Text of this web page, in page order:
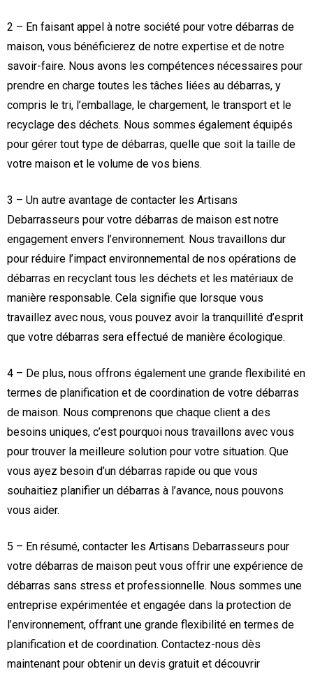
2 – En faisant appel à notre société pour votre débarras de
maison, vous bénéficierez de notre expertise et de notre
savoir-faire. Nous avons les compétences nécessaires pour
prendre en charge toutes les tâches liées au débarras, y
compris le tri, l’emballage, le chargement, le transport et le
recyclage des déchets. Nous sommes également équipés
pour gérer tout type de débarras, quelle que soit la taille de
votre maison et le volume de vos biens.
3 – Un autre avantage de contacter les Artisans
Debarrasseurs pour votre débarras de maison est notre
engagement envers l’environnement. Nous travaillons dur
pour réduire l’impact environnemental de nos opérations de
débarras en recyclant tous les déchets et les matériaux de
manière responsable. Cela signifie que lorsque vous
travaillez avec nous, vous pouvez avoir la tranquillité d’esprit
que votre débarras sera effectué de manière écologique.
4 – De plus, nous offrons également une grande flexibilité en
termes de planification et de coordination de votre débarras
de maison. Nous comprenons que chaque client a des
besoins uniques, c’est pourquoi nous travaillons avec vous
pour trouver la meilleure solution pour votre situation. Que
vous ayez besoin d’un débarras rapide ou que vous
souhaitiez planifier un débarras à l’avance, nous pouvons
vous aider.
5 – En résumé, contacter les Artisans Debarrasseurs pour
votre débarras de maison peut vous offrir une expérience de
débarras sans stress et professionnelle. Nous sommes une
entreprise expérimentée et engagée dans la protection de
l’environnement, offrant une grande flexibilité en termes de
planification et de coordination. Contactez-nous dès
maintenant pour obtenir un devis gratuit et découvrir